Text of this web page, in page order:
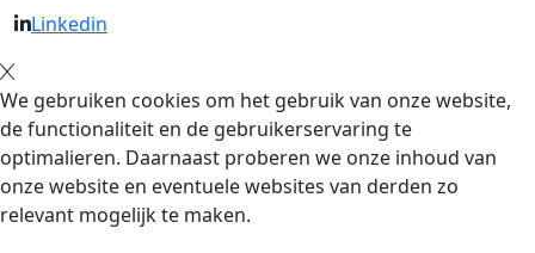
Linkedin
We gebruiken cookies om het gebruik van onze website,
de functionaliteit en de gebruikerservaring te
optimalieren. Daarnaast proberen we onze inhoud van
onze website en eventuele websites van derden zo
relevant mogelijk te maken.